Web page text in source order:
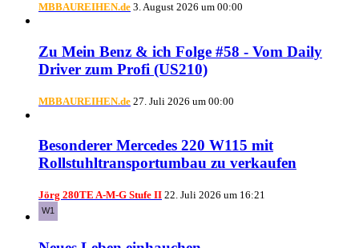
MBBAUREIHEN.de 3. August 2026 um 00:00
Zu Mein Benz & ich Folge #58 - Vom Daily
Driver zum Profi (US210)
MBBAUREIHEN.de 27. Juli 2026 um 00:00
Besonderer Mercedes 220 W115 mit
Rollstuhltransportumbau zu verkaufen
Jörg 280TE A-M-G Stufe II 22. Juli 2026 um 16:21